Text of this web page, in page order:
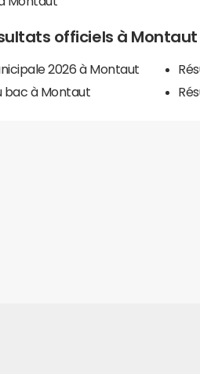
officiels à Montaut
2026 à Montaut
bac à Montaut